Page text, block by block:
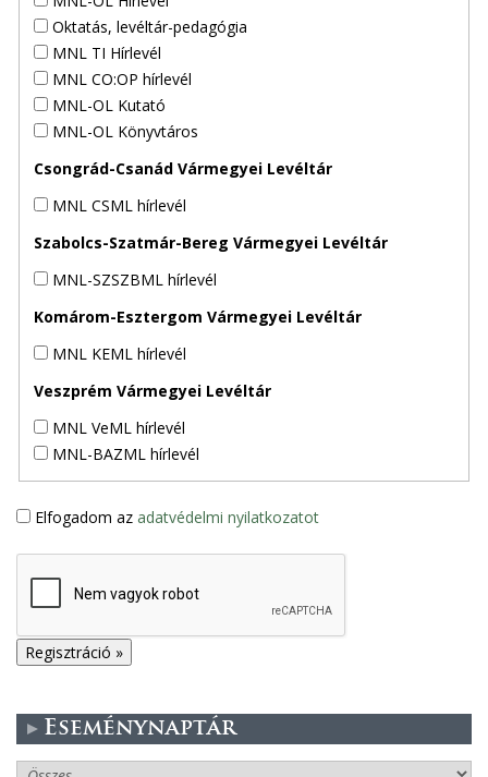
Oktatás, levéltár-pedagógia
MNL TI Hírlevél
MNL CO:OP hírlevél
MNL-OL Kutató
MNL-OL Könyvtáros
Csongrád-Csanád Vármegyei Levéltár
MNL CSML hírlevél
Szabolcs-Szatmár-Bereg Vármegyei Levéltár
MNL-SZSZBML hírlevél
Komárom-Esztergom Vármegyei Levéltár
MNL KEML hírlevél
Veszprém Vármegyei Levéltár
MNL VeML hírlevél
MNL-BAZML hírlevél
Elfogadom az adatvédelmi nyilatkozatot
Eseménynaptár